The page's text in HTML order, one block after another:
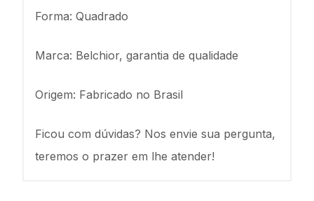
Forma: Quadrado
Marca: Belchior, garantia de qualidade
Origem: Fabricado no Brasil
Ficou com dúvidas? Nos envie sua pergunta,
teremos o prazer em lhe atender!